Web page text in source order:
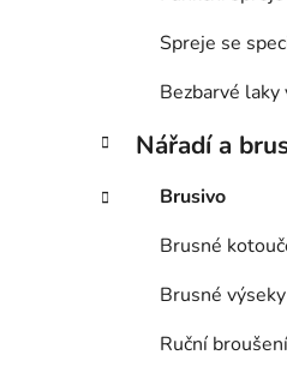
Spreje se
Bezbarvé laky
Nářadí a
Brusivo
Brusné
Brusné výseky
Ruční broušení